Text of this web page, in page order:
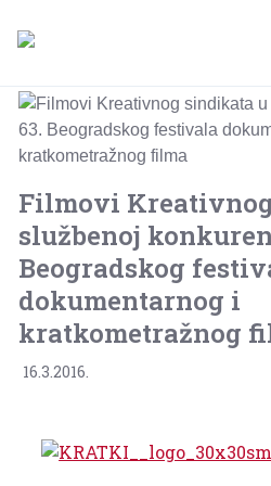
Filmovi
službenoj
Beogradskog
dokumentarnog i
kratkometražnog
16.3.2016.